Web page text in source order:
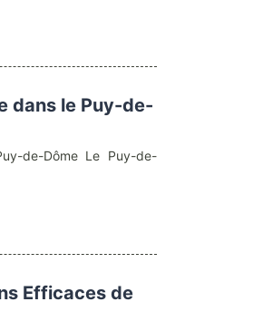
dans le Puy-de-
de-Dôme Le Puy-de-
Efficaces de